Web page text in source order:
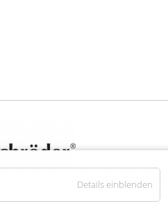
rund
Details einblenden